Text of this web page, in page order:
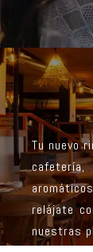
Tu nuevo
cafetería,
relájate
nuestras